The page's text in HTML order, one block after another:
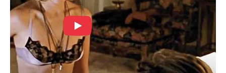
Rakovi danas osećaju sve mnogo jače nego inače. Vi ste
znak koji intuitivno oseća promene, a danas će vam srce
jasno govoriti šta treba da uradite.
Ako ste dugo čekali da vam neko pokaže emocije – taj
trenutak dolazi. Jedna osoba konačno prestaje da krije